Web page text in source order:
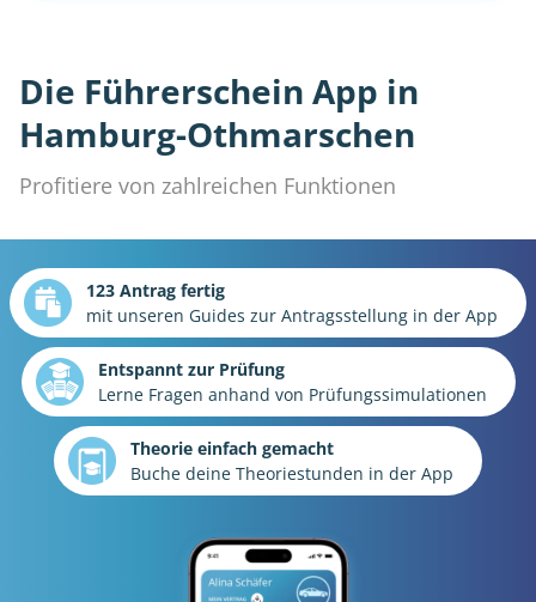
Die Führerschein App in
Hamburg-Othmarschen
Profitiere von zahlreichen Funktionen
123 Antrag fertig
mit unseren Guides zur Antragsstellung in der App
Entspannt zur Prüfung
Lerne Fragen anhand von Prüfungssimulationen
Theorie einfach gemacht
Buche deine Theoriestunden in der App